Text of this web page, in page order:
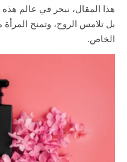
هذا المقال، نبحر في عالم
بل تلامس الروح، وتمنح المرأة
الخاص.